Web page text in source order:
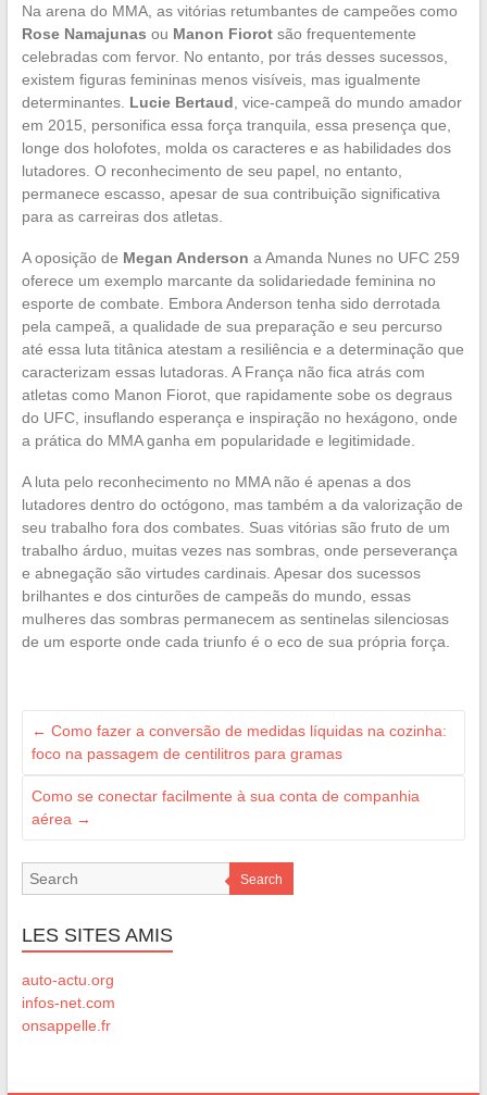
Na arena do MMA, as vitórias retumbantes de campeões como
Rose Namajunas ou Manon Fiorotsão frequentemente
celebradas com fervor. No entanto, por trás desses sucessos,
existem figuras femininas menos visíveis, mas igualmente
determinantes. Lucie Bertaud , vice-campeã do mundo amador
em 2015, personifica essa força tranquila, essa presença que,
longe dos holofotes, molda os caracteres e as habilidades dos
lutadores. O reconhecimento de seu papel, no entanto,
permanece escasso, apesar de sua contribuição significativa
para as carreiras dos atletas.
A oposição de Megan Anderson a Amanda Nunes no UFC 259
oferece um exemplo marcante da solidariedade feminina no
esporte de combate. Embora Anderson tenha sido derrotada
pela campeã, a qualidade de sua preparação e seu percurso
até essa luta titânica atestam a resiliência e a determinação que
caracterizam essas lutadoras. A França não fica atrás com
atletas como Manon Fiorot, que rapidamente sobe os degraus
do UFC, insuflando esperança e inspiração no hexágono, onde
a prática do MMA ganha em popularidade e legitimidade.
A luta pelo reconhecimento no MMA não é apenas a dos
lutadores dentro do octógono, mas também a da valorização de
seu trabalho fora dos combates. Suas vitórias são fruto de um
trabalho árduo, muitas vezes nas sombras, onde perseverança
e abnegação são virtudes cardinais. Apesar dos sucessos
brilhantes e dos cinturões de campeãs do mundo, essas
mulheres das sombras permanecem as sentinelas silenciosas
de um esporte onde cada triunfo é o eco de sua própria força.
← Como fazer a conversão de medidas líquidas na cozinha:
foco na passagem de centilitros para gramas
Como se conectar facilmente à sua conta de companhia
aérea →
Search
LES SITES AMIS
auto-actu.org
infos-net.com
onsappelle.fr